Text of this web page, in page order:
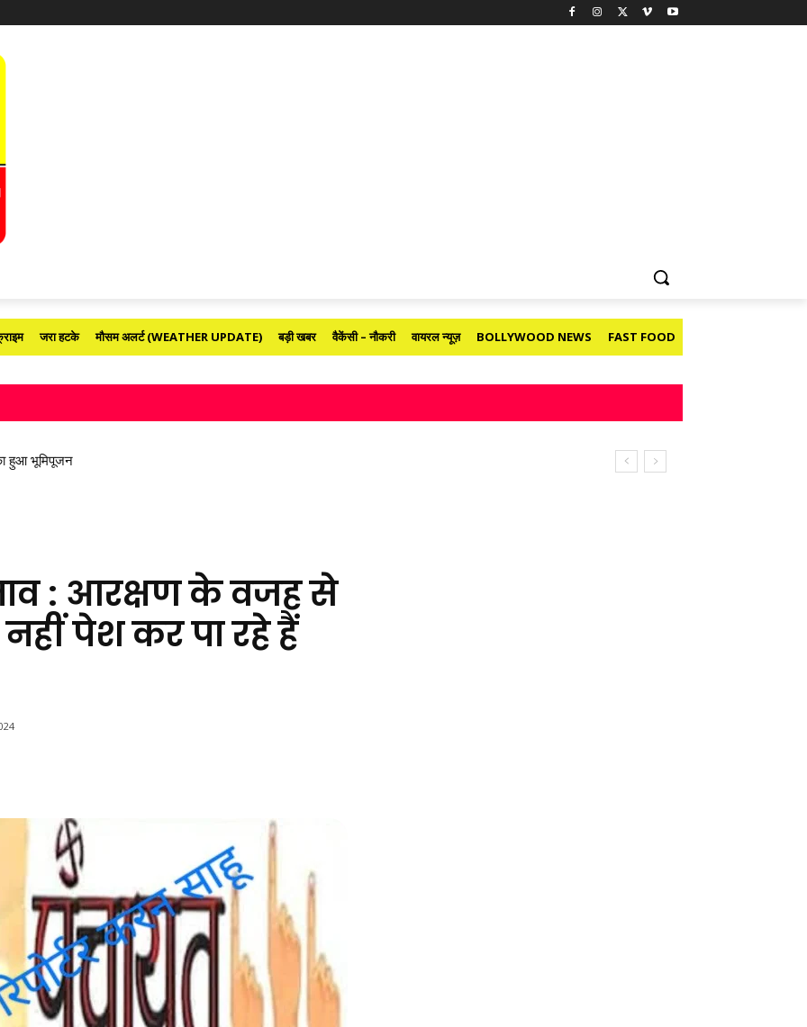
जरा हटके मौसम अलर्ट (WEATHER UPDATE) बड़ी खबर वैकेंसी – नौकरी वायरल न्यूज़ BOLLYWOOD NEWS FAST FOOD
भूमिपूजन
दिया स्वच्छ पर्यावरण का संदेश
: आरक्षण के वजह से
पेश कर पा रहे हैं